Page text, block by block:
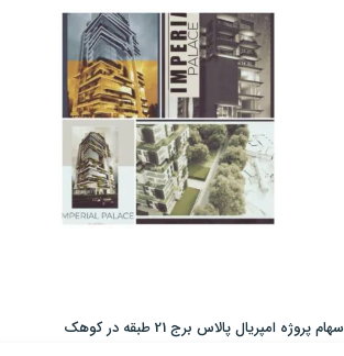
سهام پروژه امپریال پالاس برج 21 طبقه در کوهک